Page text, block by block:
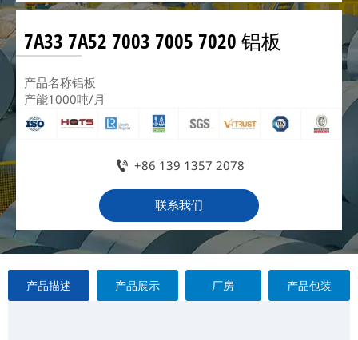
7A33 7A52 7003 7005 7020 铝板
产品名称铝板
产能1000吨/月
 +86 139 1357 2078
联系我们
产品描述 产品展示 厂房 产品包装